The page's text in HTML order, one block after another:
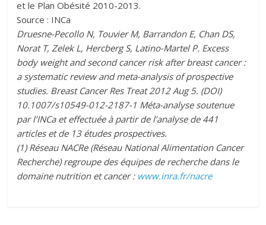
et le Plan Obésité 2010-2013.
Source : INCa
Druesne-Pecollo N, Touvier M, Barrandon E, Chan DS,
Norat T, Zelek L, Hercberg S, Latino-Martel P. Excess
body weight and second cancer risk after breast cancer :
a systematic review and meta-analysis of prospective
studies. Breast Cancer Res Treat 2012 Aug 5. (DOI)
10.1007/s10549-012-2187-1 Méta-analyse soutenue
par l’INCa et effectuée à partir de l’analyse de 441
articles et de 13 études prospectives.
(1) Réseau NACRe (Réseau National Alimentation Cancer
Recherche) regroupe des équipes de recherche dans le
domaine nutrition et cancer : www.inra.fr/nacre